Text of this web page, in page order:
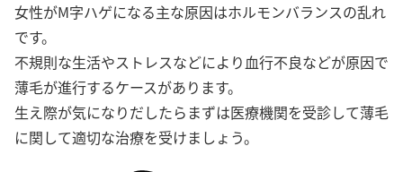
女性がM字ハゲになる主な原因はホルモンバランスの乱れ
です。
不規則な生活やストレスなどにより血行不良などが原因で
薄毛が進行するケースがあります。
生え際が気になりだしたらまずは医療機関を受診して薄毛
に関して適切な治療を受けましょう。